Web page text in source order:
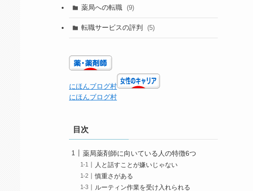
薬局への転職 (9)
転職サービスの評判 (5)
にほんブログ村
にほんブログ村
目次
薬局薬剤師に向いている人の特徴6つ
人と話すことが嫌いじゃない
慎重さがある
ルーティン作業を受け入れられる